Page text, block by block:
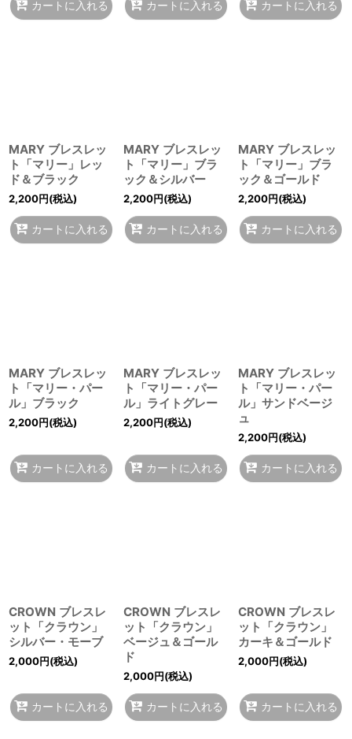
カートに入れる カートに入れる カートに入れる
MARY ブレスレッ
ト「マリー」レッ
ド＆ブラック
2,200円(税込)
カートに入れる
MARY ブレスレッ
ト「マリー」ブラ
ック＆シルバー
2,200円(税込)
カートに入れる
MARY ブレスレッ
ト「マリー」ブラ
ック＆ゴールド
2,200円(税込)
カートに入れる
MARY ブレスレッ
ト「マリー・パー
ル」ブラック
2,200円(税込)
カートに入れる
MARY ブレスレッ
ト「マリー・パー
ル」ライトグレー
2,200円(税込)
カートに入れる
MARY ブレスレッ
ト「マリー・パー
ル」サンドベージ
ュ
2,200円(税込)
カートに入れる
CROWN ブレスレ
ット「クラウン」
シルバー・モーブ
2,000円(税込)
カートに入れる
CROWN ブレスレ
ット「クラウン」
ベージュ＆ゴール
ド
2,000円(税込)
カートに入れる
CROWN ブレスレ
ット「クラウン」
カーキ＆ゴールド
2,000円(税込)
カートに入れる